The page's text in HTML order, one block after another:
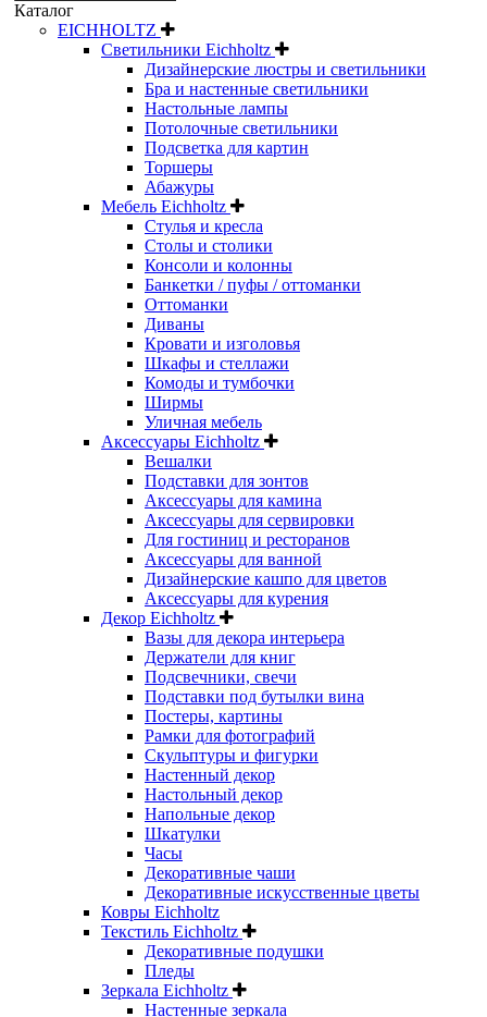
Каталог
EICHHOLTZ
Светильники Eichholtz
Дизайнерские люстры и светильники
Бра и настенные светильники
Настольные лампы
Потолочные светильники
Подсветка для картин
Торшеры
Абажуры
Мебель Eichholtz
Стулья и кресла
Столы и столики
Консоли и колонны
Банкетки / пуфы / оттоманки
Оттоманки
Диваны
Кровати и изголовья
Шкафы и стеллажи
Комоды и тумбочки
Ширмы
Уличная мебель
Аксессуары Eichholtz
Вешалки
Подставки для зонтов
Аксессуары для камина
Аксессуары для сервировки
Для гостиниц и ресторанов
Аксессуары для ванной
Дизайнерские кашпо для цветов
Аксессуары для курения
Декор Eichholtz
Вазы для декора интерьера
Держатели для книг
Подсвечники, свечи
Подставки под бутылки вина
Постеры, картины
Рамки для фотографий
Скульптуры и фигурки
Настенный декор
Настольный декор
Напольные декор
Шкатулки
Часы
Декоративные чаши
Декоративные искусственные цветы
Ковры Eichholtz
Текстиль Eichholtz
Декоративные подушки
Пледы
Зеркала Eichholtz
Настенные зеркала